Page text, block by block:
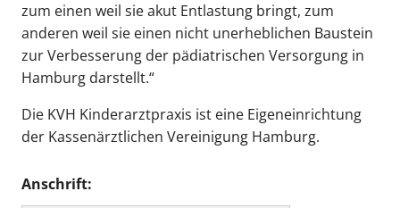
zum einen weil sie akut Entlastung bringt, zum
anderen weil sie einen nicht unerheblichen Baustein
zur Verbesserung der pädiatrischen Versorgung in
Hamburg darstellt.“
Die KVH Kinderarztpraxis ist eine Eigeneinrichtung
der Kassenärztlichen Vereinigung Hamburg.
Anschrift: